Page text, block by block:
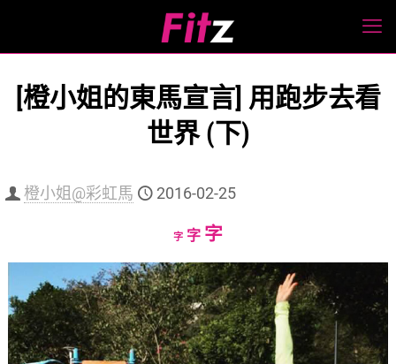
[橙小姐的東馬宣言] 用跑步去看
世界 (下)
橙小姐@彩虹馬 2016-02-25
字Decrease
size.
字Reset
size.
字Increase
size.